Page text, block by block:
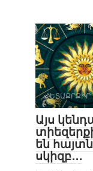
ՀԵՏԱՔՐՔԻՐ
Այս
են
սկիզբ․․․